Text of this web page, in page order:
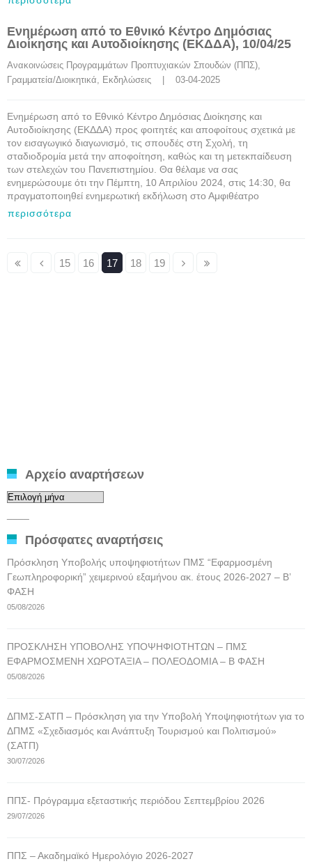
Ενημέρωση από το Εθνικό Κέντρο Δημόσιας
Διοίκησης και Αυτοδιοίκησης (ΕΚΔΔΑ), 10/04/25
Ανακοινώσεις Προγραμμάτων Προπτυχιακών Σπουδών (ΠΠΣ)
Γραμματεία/Διοικητικά, Εκδηλώσεις
    |    03-04-2025
Ενημέρωση από το Εθνικό Κέντρο Δημόσιας Διοίκησης και
Αυτοδιοίκησης (ΕΚΔΔΑ) προς φοιτητές και αποφοίτους σχετικά με
τον εισαγωγικό διαγωνισμό, τις σπουδές στη Σχολή, τη
σταδιοδρομία μετά την αποφοίτηση, καθώς και τη μετεκπαίδευση
των στελεχών του Πανεπιστημίου. Θα θέλαμε να σας
ενημερώσουμε ότι την Πέμπτη, 10 Απριλίου 2024, στις 14:30, θα
πραγματοποιηθεί ενημερωτική εκδήλωση στο Αμφιθέατρο
περισσότερα
15 16 17 18 19
Αρχείο αναρτήσεων
Αρχείο
Πρόσφατες αναρτήσεις
Πρόσκληση Υποβολής υποψηφιοτήτων ΠΜΣ “Εφαρμοσμένη
Γεωπληροφορική” χειμερινού εξαμήνου ακ. έτους 2026-2027 – Β’
ΦΑΣΗ
05/08/2026
ΠΡΟΣΚΛΗΣΗ ΥΠΟΒΟΛΗΣ ΥΠΟΨΗΦΙΟΤΗΤΩΝ – ΠΜΣ
ΕΦΑΡΜΟΣΜΕΝΗ ΧΩΡΟΤΑΞΙΑ – ΠΟΛΕΟΔΟΜΙΑ – Β ΦΑΣΗ
05/08/2026
ΔΠΜΣ-ΣΑΤΠ – Πρόσκληση για την Υποβολή Υποψηφιοτήτων για το
ΔΠΜΣ «Σχεδιασμός και Ανάπτυξη Τουρισμού και Πολιτισμού»
(ΣΑΤΠ)
30/07/2026
ΠΠΣ- Πρόγραμμα εξεταστικής περιόδου Σεπτεμβρίου 2026
29/07/2026
ΠΠΣ – Ακαδημαϊκό Ημερολόγιο 2026-2027